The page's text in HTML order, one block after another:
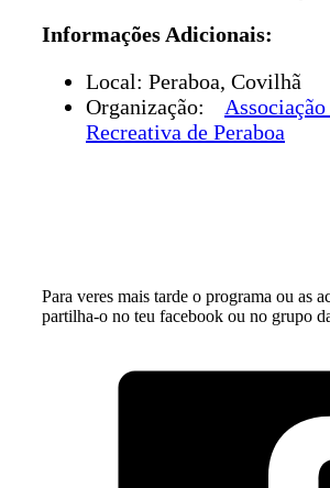
Informações Adicionais:
Local: Peraboa, Covilhã
Organização:
Recreativa de Peraboa
Para veres mais tarde o programa ou as
partilha-o no teu facebook ou no grupo